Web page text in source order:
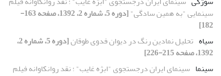
سینمایی "به همین سادگی"
[دوره 5، شماره 2، 1392، صفحه 163-
182]
سیاه تحلیل نمادین رنگ در دیوان فدوی طوقان
[دوره 5، شماره 2،
1392، صفحه 215-226]
سینما سینمای ایران درجستجوی "ابژه غایب" ؛ نقد روانکاوانه فیلم